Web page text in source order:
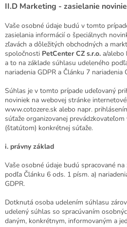
II.D Marketing - zasielanie
Vaše osobné údaje budú v tomto
zasielania informácií o špeciálnych
zľavách a dôležitých obchodných a
spoločnosti PetCenter CZ s.r.o. a/alebo
a to na základe súhlasu udeleného
nariadenia GDPR a Článku 7 nariadenia
Súhlas je v tomto prípade udeľovaný
noviniek na webovej stránke
www.cotozere.sk alebo napr.
súťaže organizovanej
(štatútom) konkrétnej súťaže.
i. právny základ
Vaše osobné údaje budú spracované
podľa Článku 6 ods. 1 písm. a)
GDPR.
Dotknutá osoba udelením súhlasu
udelený súhlas so spracúvaním
daným, konkrétnym, informovaným a